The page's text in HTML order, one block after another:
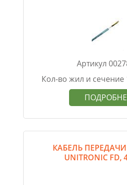
Артикул
Кол-во жил и сечение
КАБЕЛЬ
UNITRONIC FD,